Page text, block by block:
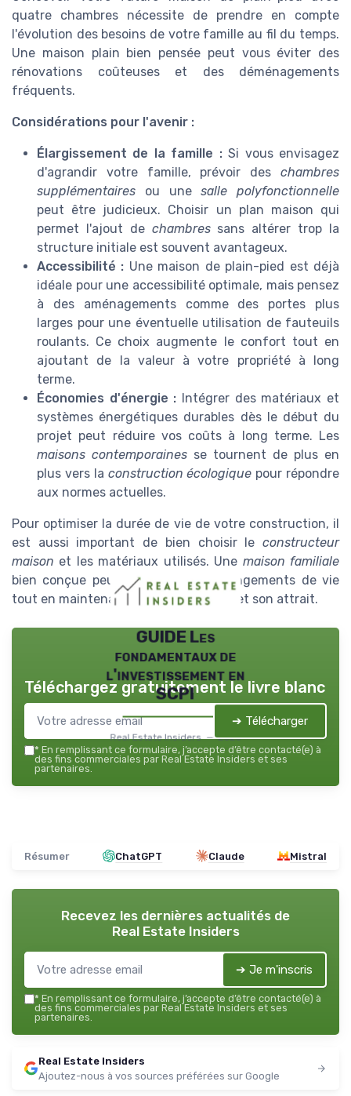
quatre chambres nécessite de prendre en compte
l'évolution des besoins de votre famille au fil du temps.
Une maison plain bien pensée peut vous éviter des
rénovations coûteuses et des déménagements
fréquents.
Considérations pour l'avenir :
Élargissement de la famille :Si vous envisagez
d'agrandir votre famille, prévoir des chambres
supplémentaires ou unesalle polyfonctionnelle
peut être judicieux. Choisir un plan maison qui
permet l'ajout de chambressans altérer trop la
structure initiale est souvent avantageux.
Accessibilité : Une maison de plain-pied est déjà
idéale pour une accessibilité optimale, mais pensez
à des aménagements comme des portes plus
larges pour une éventuelle utilisation de fauteuils
roulants. Ce choix augmente le confort tout en
ajoutant de la valeur à votre propriété à long
terme.
Économies d'énergie : Intégrer des matériaux et
systèmes énergétiques durables dès le début du
projet peut réduire vos coûts à long terme. Les
maisons contemporaines se tournent de plus en
plus vers la construction écologique pour répondre
aux normes actuelles.
Pour optimiser la durée de vie de votre construction, il
est aussi important de bien choisir le constructeur
maison et les matériaux utilisés. Une maison familiale
bien conçue peut s'adapter aux changements de vie
tout en maintenant sa fonctionnalité et son attrait.
GUIDE Les
fondamentaux de
l'investissement en
SCPI
Real Estate Insiders — 2026
Téléchargez gratuitement le livre blanc
➔ Télécharger
* En remplissant ce formulaire, j’accepte d’être contacté(e) à
des fins commerciales par Real Estate Insiders et ses
partenaires.
Résumer ChatGPT Claude Mistral
Recevez les dernières actualités de
Real Estate Insiders
➔ Je m'inscris
* En remplissant ce formulaire, j’accepte d’être contacté(e) à
des fins commerciales par Real Estate Insiders et ses
partenaires.
Real Estate Insiders
Ajoutez-nous à vos sources préférées sur Google